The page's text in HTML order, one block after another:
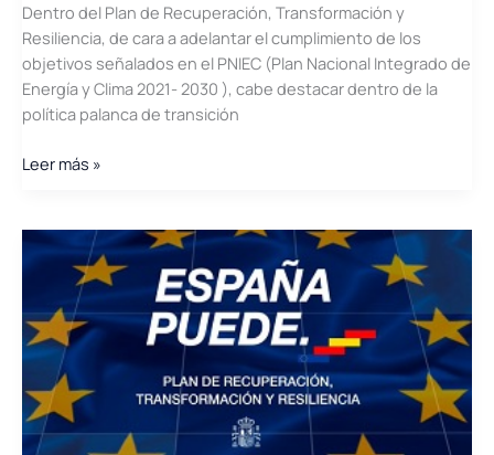
de
Ruta
del
Biogás
Dentro del Plan de Recuperación, Transformación y
Resiliencia, de cara a adelantar el cumplimiento de los
objetivos señalados en el PNIEC (Plan Nacional Integrado de
Energía y Clima 2021- 2030 ), cabe destacar dentro de la
política palanca de transición
MITECO
expresión
de
relativa
a
energías
renovables
en
el
Leer más »